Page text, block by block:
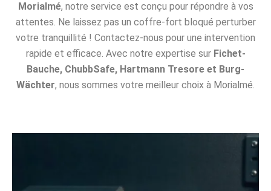
Morialmé, notre service est conçu pour répondre à vos
attentes. Ne laissez pas un coffre-fort bloqué perturber
votre tranquillité ! Contactez-nous pour une intervention
rapide et efficace. Avec notre expertise sur Fichet-
Bauche, ChubbSafe, Hartmann Tresore et Burg-
Wächter, nous sommes votre meilleur choix à Morialmé.